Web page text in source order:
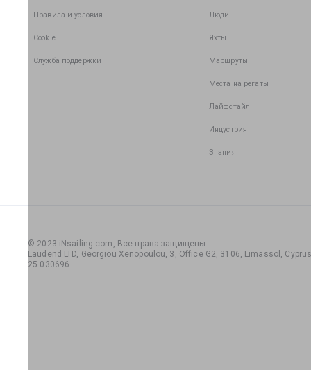
Правила и условия
Cookie
Служба поддержки
Люди
Яхты
Маршруты
Места на регаты
Лайфстайл
Индустрия
Знания
© 2023 iNsailing.com, Все права защищены.
Laudend LTD, Georgiou Xenopoulou, 3, Office G2, 3106, Limassol,
25 030696